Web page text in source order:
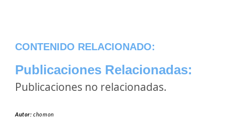
CONTENIDO RELACIONADO:
Publicaciones Relacionadas:
Publicaciones no relacionadas.
Autor:chomon